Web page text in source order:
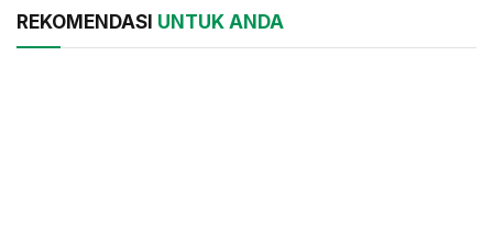
REKOMENDASI UNTUK ANDA